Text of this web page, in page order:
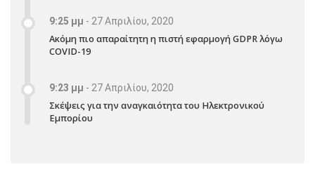
9:25 μμ - 27 Απριλίου, 2020
Ακόμη πιο απαραίτητη η πιστή εφαρμογή GDPR λόγω
COVID-19
9:23 μμ - 27 Απριλίου, 2020
Σκέψεις για την αναγκαιότητα του Ηλεκτρονικού
Εμπορίου